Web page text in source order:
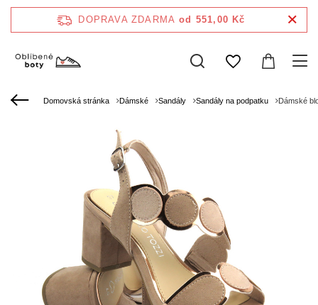
DOPRAVA ZDARMA od 551,00 Kč
Domovská stránka Dámské Sandály Sandály na podpatku Dámské